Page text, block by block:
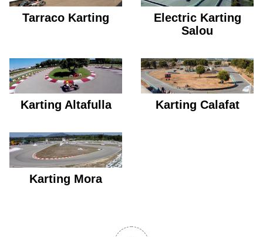
Tarraco Karting
Electric Karting
Salou
Karting Altafulla Karting Calafat
Karting Mora